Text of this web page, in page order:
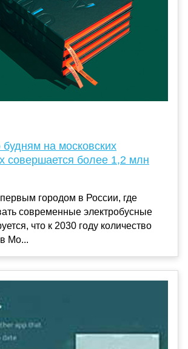
на московских
совершается более 1,2 млн
городом в России, где
современные электробусные
что к 2030 году количество
Мо...